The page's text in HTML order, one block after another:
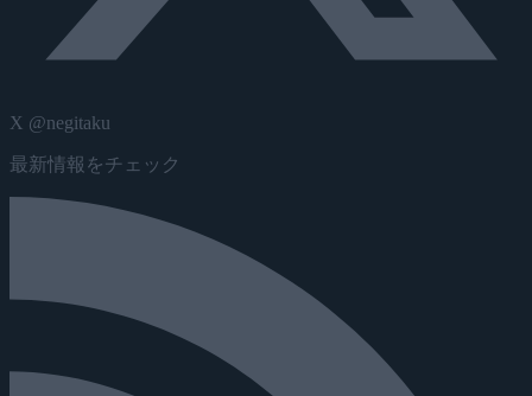
X @negitaku
最新情報をチェック